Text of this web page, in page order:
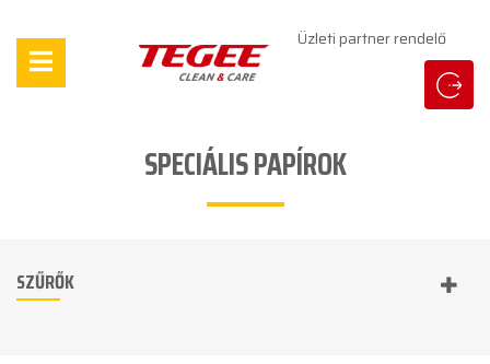
Üzleti partner rendelő
SPECIÁLIS PAPÍROK
SZŰRŐK